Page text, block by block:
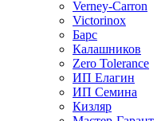
Verney-Carron
Victorinox
Барс
Калашников
Zero Tolerance
ИП Елагин
ИП Семина
Кизляр